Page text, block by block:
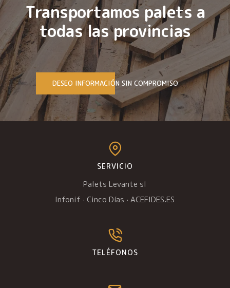
Transportamos palets a
todas las provincias
DESEO INFORMACIÓN SIN COMPROMISO
SERVICIO
Palets Levante sl
Infonif ·Cinco Días ·ACEFIDES.ES
TELÉFONOS